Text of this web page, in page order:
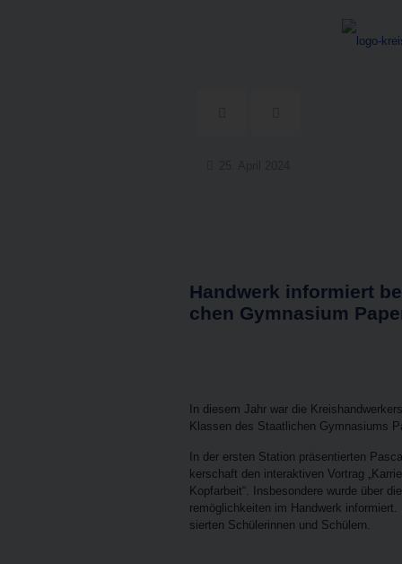
Hand­werk infor­miert
chen Gym­na­si­um
In die­sem Jahr war die
Klas­sen des Staat­li­chen Gym­na­si­ums
In der ers­ten Sta­ti­on prä­sen­tier­ten
ker­schaft den inter­ak­ti­ven Vor­trag
Kopf­ar­beit“. Ins­be­son­de­re wur­de über
re­mög­lich­kei­ten im Hand­werk
sier­ten Schü­le­rin­nen und Schülern.